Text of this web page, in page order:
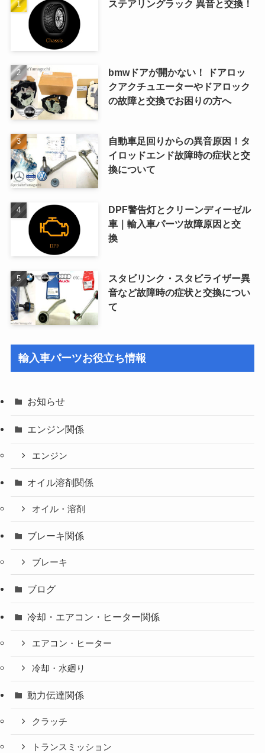
ステアリングラック 異音と交換！
bmwドアが開かない！ ドアロッ
クアクチュエーターやドアロック
の故障と交換でお困りの方へ
自動車足回りからの異音原因！タ
イロッドエンド故障時の症状と交
換について
DPF警告灯とクリーンディーゼル
車｜輸入車パーツ故障原因と交
換
スタビリンク・スタビライザー異
音など故障時の症状と交換につい
て
輸入車パーツお役立ち情報
お知らせ
エンジン関係
エンジン
オイル溶剤関係
オイル・溶剤
ブレーキ関係
ブレーキ
ブログ
冷却・エアコン・ヒーター関係
エアコン・ヒーター
冷却・水廻り
動力伝達関係
クラッチ
トランスミッション